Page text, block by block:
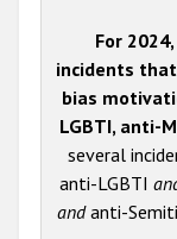
For
incidents
bias
LGBTI, anti-
several
anti-LGBTI
andanti-